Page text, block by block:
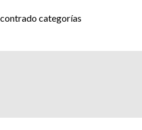
categorías